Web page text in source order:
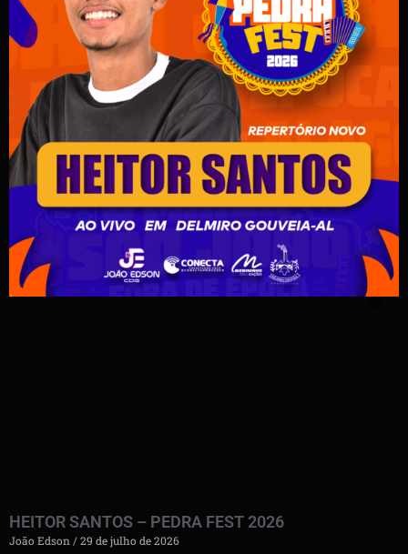
HEITOR SANTOS – PEDRA FEST 2026
João Edson 29 de julho de 2026